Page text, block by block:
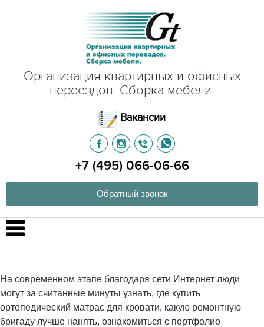
Организация квартирных и офисных
переездов. Сборка мебели.
Вакансии
+7 (495) 066-06-66
Обратный звонок
На современном этапе благодаря сети Интернет люди
могут за считанные минуты узнать, где купить
ортопедический матрас для кровати, какую ремонтную
бригаду лучше нанять, ознакомиться с портфолио